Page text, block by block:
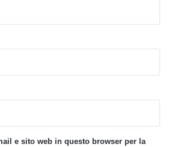
e sito web in questo browser per la